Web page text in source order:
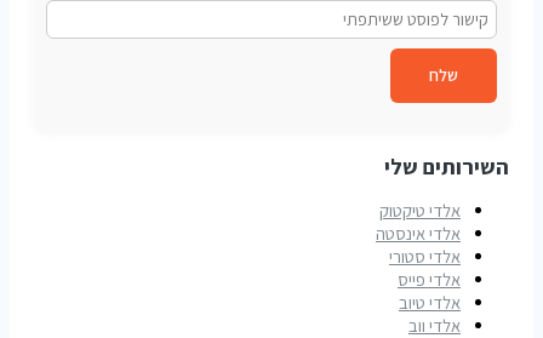
שלח
השירותים שלי
אלדי טיקטוק
אלדי אינסטה
אלדי סטורי
אלדי פייס
אלדי טיוב
אלדי ווב